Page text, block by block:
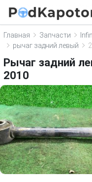
Главная Запчасти
рычаг задний левый
Рычаг задний
2010